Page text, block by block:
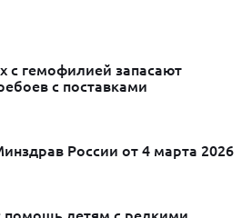
с гемофилией запасают
с поставками
России от 4 марта 2026